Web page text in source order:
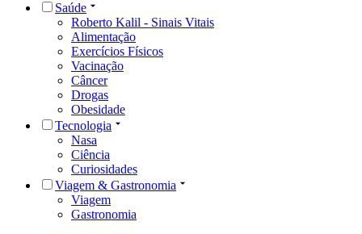
Saúde
Roberto Kalil - Sinais Vitais
Alimentação
Exercícios Físicos
Vacinação
Câncer
Drogas
Obesidade
Tecnologia
Nasa
Ciência
Curiosidades
Viagem & Gastronomia
Viagem
Gastronomia